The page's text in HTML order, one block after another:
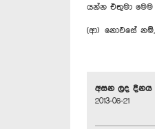
යන්න එතුමා
(ආ) නොඑසේ
අසන ලද දිනය
2013-06-21